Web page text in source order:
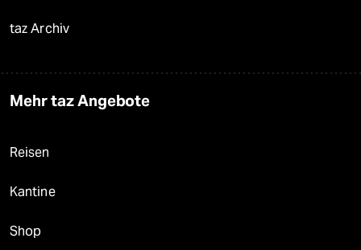
taz Archiv
Mehr taz Angebote
Reisen
Kantine
Shop